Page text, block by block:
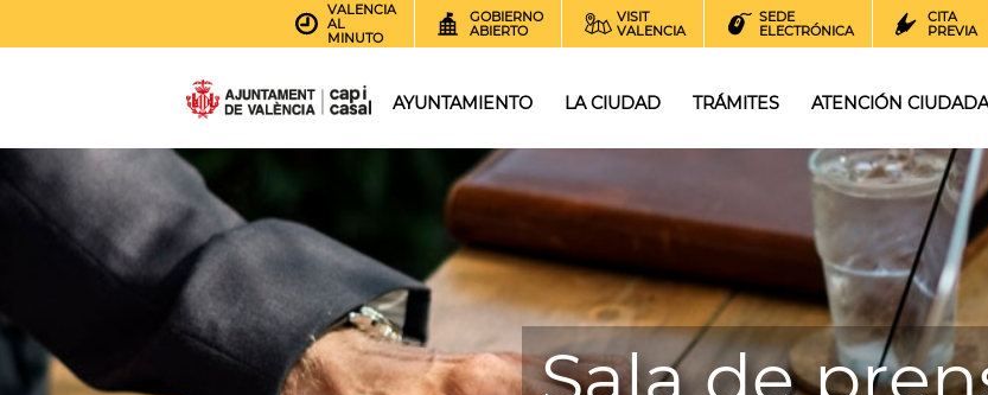
VALENCIA
AL
MINUTO
GOBIERNO
ABIERTO
VISIT
VALENCIA
SEDE
ELECTRÓNICA
CITA
PREVIA
AYUNTAMIENTO LA CIUDAD TRÁMITES ATENCIÓN